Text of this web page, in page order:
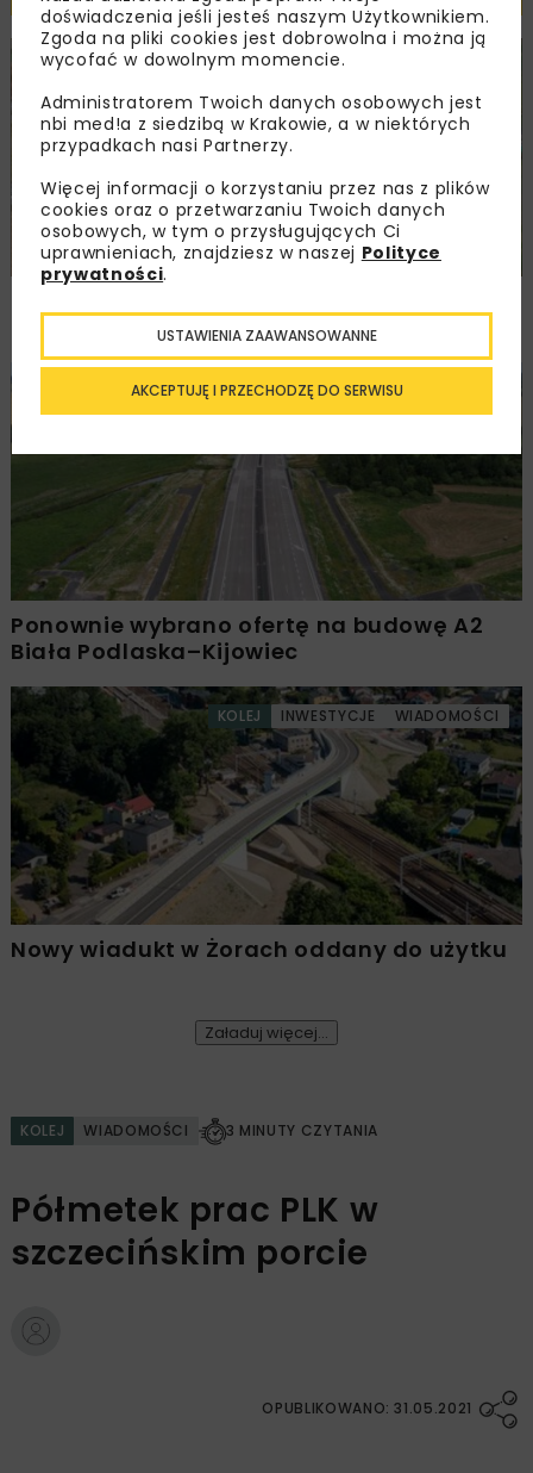
DROGI INWESTYCJE
Przetarg obejmuje pięć węzłów
DROGI INWESTYCJE WIADOMOŚCI
Ponownie wybrano ofertę na budowę A2
Biała Podlaska–Kijowiec
KOLEJ INWESTYCJE WIADOMOŚCI
Nowy wiadukt w Żorach oddany do użytku
Załaduj więcej...
KOLEJ WIADOMOŚCI 3 MINUTY CZYTANIA
Półmetek prac PLK w
szczecińskim porcie
OPUBLIKOWANO: 31.05.2021
doświadczenia jeśli jesteś naszym Użytkownikiem.
Zgoda na pliki cookies jest dobrowolna i można ją
wycofać w dowolnym momencie.
Administratorem Twoich danych osobowych jest
nbi med!a z siedzibą w Krakowie, a w niektórych
przypadkach nasi Partnerzy.
Więcej informacji o korzystaniu przez nas z plików
cookies oraz o przetwarzaniu Twoich danych
osobowych, w tym o przysługujących Ci
uprawnieniach, znajdziesz w naszej Polityce
prywatności.
AKCEPTUJĘ I PRZECHODZĘ DO SERWISU
USTAWIENIA ZAAWANSOWANNE